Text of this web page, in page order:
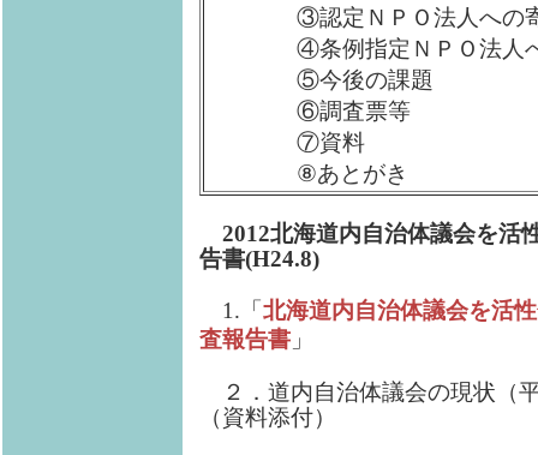
③認定ＮＰＯ法人への寄
④条例指定ＮＰＯ法人への
⑤今後の課題
⑥調査票等
⑦資料
⑧あとがき
2012北海道内自治体議会を活
告書(H24.8)
1.「 北海道内自治体議会を活
査報告書 」
２．道内自治体議会の現状（
（資料添付）